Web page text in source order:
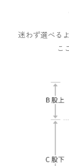
迷わず選べる
こ